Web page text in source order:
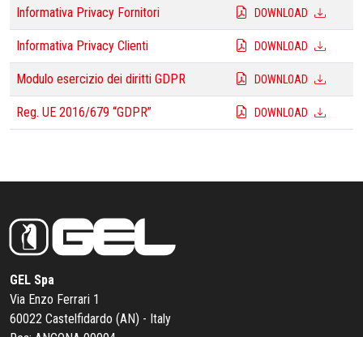
Informativa Privacy Fornitori DOWNLOAD
Informativa Privacy Clienti DOWNLOAD
Modulo esercizio dei diritti GDPR DOWNLOAD
Reg. UE 2016/679 “GDPR” DOWNLOAD
GEL Spa
Via Enzo Ferrari 1
60022 Castelfidardo (AN) - Italy